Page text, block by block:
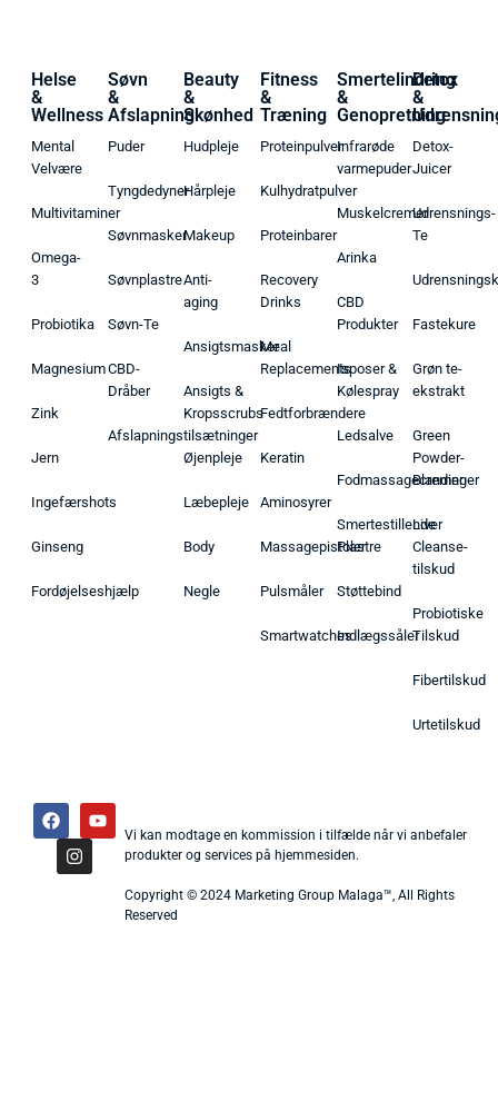
Helse
&
Wellness
Mental
Velvære
Multivitaminer
Omega-
3
Probiotika
Magnesium
Zink
Jern
Ingefærshots
Ginseng
Fordøjelseshjælp
Søvn
&
Afslapning
Puder
Tyngdedyner
Søvnmasker
Søvnplastre
Søvn-Te
CBD-
Dråber
Afslapningstilsætninger
Beauty
&
Skønhed
Hudpleje
Hårpleje
Makeup
Anti-
aging
Ansigtsmasker
Ansigts &
Kropsscrubs
Øjenpleje
Læbepleje
Body
Negle
Fitness
&
Træning
Proteinpulver
Kulhydratpulver
Proteinbarer
Recovery
Drinks
Meal
Replacements
Fedtforbrændere
Keratin
Aminosyrer
Massagepistoler
Pulsmåler
Smartwatches
Smertelindring
&
Genopretning
Infrarøde
varmepuder
Muskelcremer
Arinka
CBD
Produkter
Isposer &
Kølespray
Ledsalve
Fodmassagecremer
Smertestillende
Plastre
Støttebind
Indlægssåler
Detox
&
Detox-
Juicer
Udrensnings-
Te
Fastekure
Grøn te-
ekstrakt
Green
Powder-
Blandinger
Liver
Cleanse-
tilskud
Probiotiske
Tilskud
Fibertilskud
Urtetilskud
Vi kan modtage en kommission i tilfælde når vi anbefaler
produkter og services på hjemmesiden.
Copyright © 2024 Marketing Group Malaga™, All Rights
Reserved